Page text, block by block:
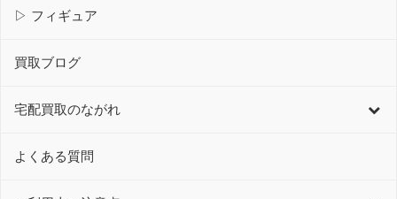
▷ フィギュア
買取ブログ
宅配買取のながれ
よくある質問